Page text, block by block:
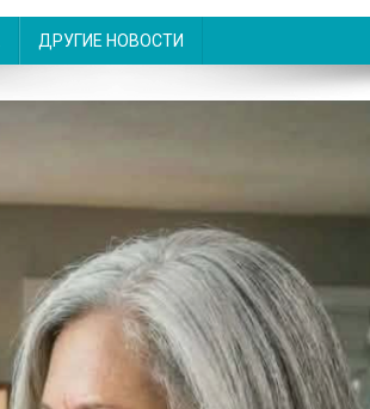
ДРУГИЕ НОВОСТИ